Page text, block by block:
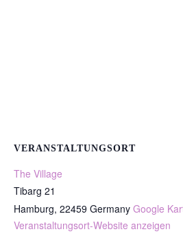
VERANSTALTUNGSORT
The Village
Tibarg 21
Hamburg, 22459 Germany Google
Veranstaltungsort-Website anzeigen